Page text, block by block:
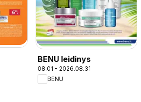
BENU leidinys
08.01 - 2026.08.31
BENU